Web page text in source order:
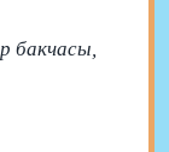
бакчасы,